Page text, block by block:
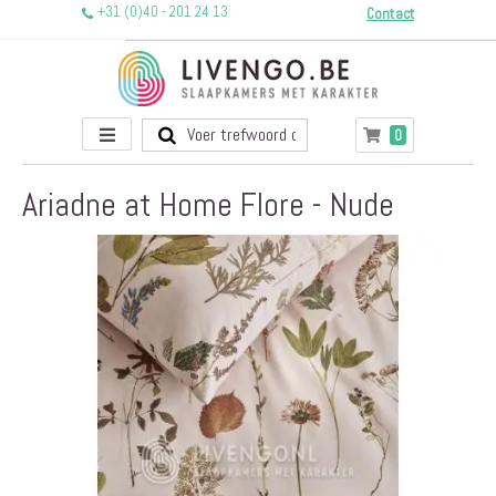
+31 (0)40 - 201 24 13 Contact
Toggle
Nav
Winkelwagen
0producten
Ariadne at Home Flore - Nude